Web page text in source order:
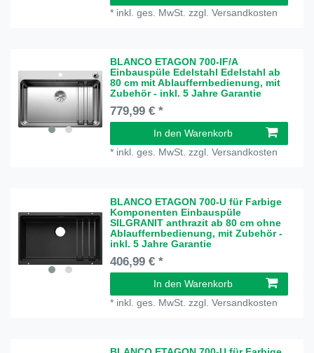
* inkl. ges. MwSt. zzgl.Versandkosten
BLANCO ETAGON 700-IF/A
Einbauspüle Edelstahl Edelstahl ab
80 cm mit Ablauffernbedienung, mit
Zubehör - inkl. 5 Jahre Garantie
779,99 € *
In den Warenkorb
* inkl. ges. MwSt. zzgl.Versandkosten
BLANCO ETAGON 700-U für Farbige
Komponenten Einbauspüle
SILGRANIT anthrazit ab 80 cm ohne
Ablauffernbedienung, mit Zubehör -
inkl. 5 Jahre Garantie
406,99 € *
In den Warenkorb
* inkl. ges. MwSt. zzgl.Versandkosten